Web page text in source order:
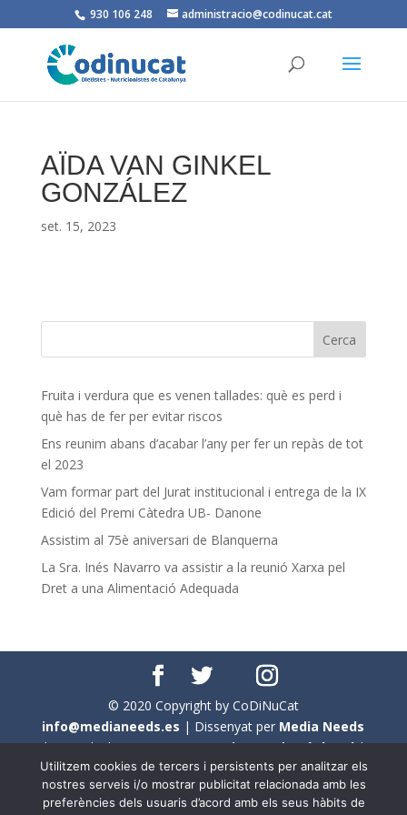
930 106 248 administracio@codinucat.cat
AÏDA VAN GINKEL
GONZÁLEZ
set. 15, 2023
Fruita i verdura que es venen tallades: què es perd i
què has de fer per evitar riscos
Ens reunim abans d’acabar l’any per fer un repàs de tot
el 2023
Vam formar part del Jurat institucional i entrega de la IX
Edició del Premi Càtedra UB- Danone
Assistim al 75è aniversari de Blanquerna
La Sra. Inés Navarro va assistir a la reunió Xarxa pel
Dret a una Alimentació Adequada
© 2020 Copyright by CoDiNuCat
info@medianeeds.es | Dissenyat per Media Needs
| Tots els drets reservats aCoDiNuCat |Avís legal|
Avís per cookies
En aquest web s'ha tingut en compte l'ús no sexista del
Utilitzem cookies de tercers i persistents per analitzar els
nostres serveis i/o mostrar publicitat relacionada amb les
preferències dels usuaris d’acord amb els seus hàbits de